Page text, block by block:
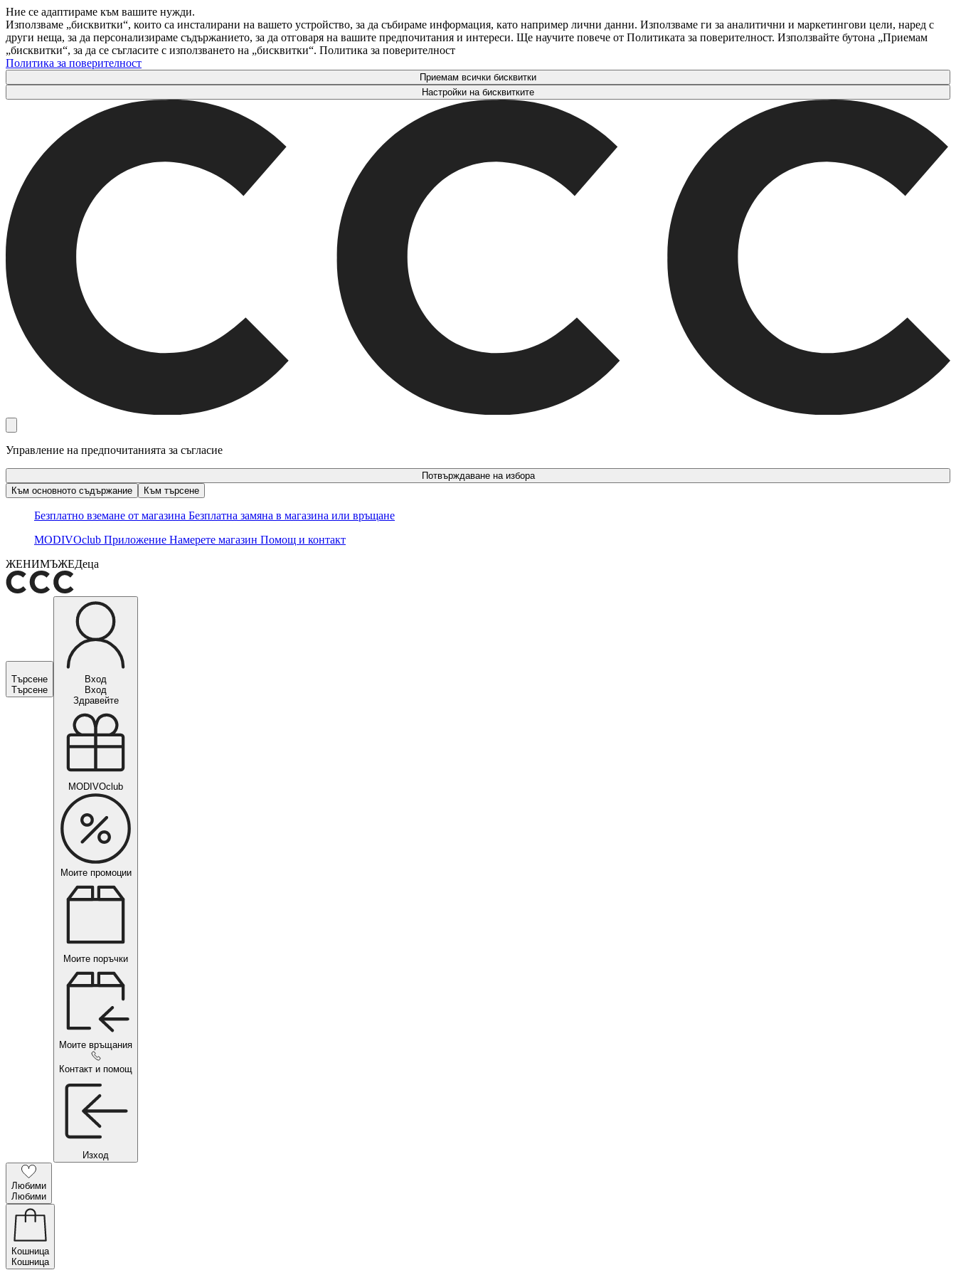
Ние се адаптираме към вашите нужди.
Използваме „бисквитки“, които са инсталирани на вашето устройство, за да събираме информация, като например лични данни. Използваме ги за аналитични и маркетингови цели, наред с
други неща, за да персонализираме съдържанието, за да отговаря на вашите предпочитания и интереси. Ще научите повече от Политиката за поверителност. Използвайте бутона „Приемам
„бисквитки“, за да се съгласите с използването на „бисквитки“. Политика за поверителност
Политика за поверителност
Приемам всички бисквитки
Настройки на бисквитките
Управление на предпочитанията за съгласие
Потвърждаване на избора
Към основното съдържание
Към търсене
Безплатно вземане от магазина Безплатна замяна в магазина или връщане
MODIVOclub Приложение Намерете магазин Помощ и контакт
ЖЕНИМЪЖЕДеца
Търсене
Търсене
Вход
Вход
Здравейте
MODIVOclub
Моите промоции
Моите поръчки
Моите връщания
Контакт и помощ
Изход
Любими
Любими
Кошница
Кошница